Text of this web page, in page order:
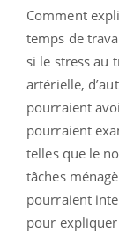
Comment
temps de
si le stress au
artérielle,
pourraient
pourraient
telles que le
tâches
pourraient
pour